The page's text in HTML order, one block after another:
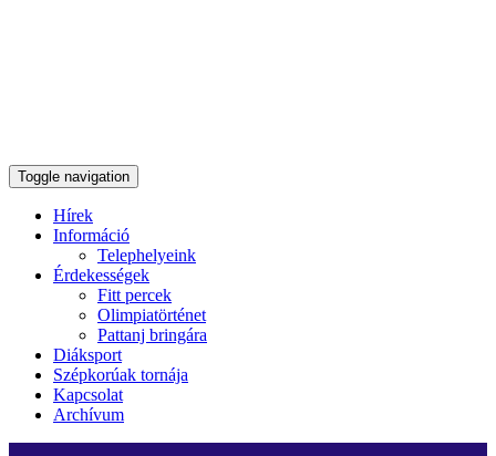
Toggle navigation
Hírek
Információ
Telephelyeink
Érdekességek
Fitt percek
Olimpiatörténet
Pattanj bringára
Diáksport
Szépkorúak tornája
Kapcsolat
Archívum